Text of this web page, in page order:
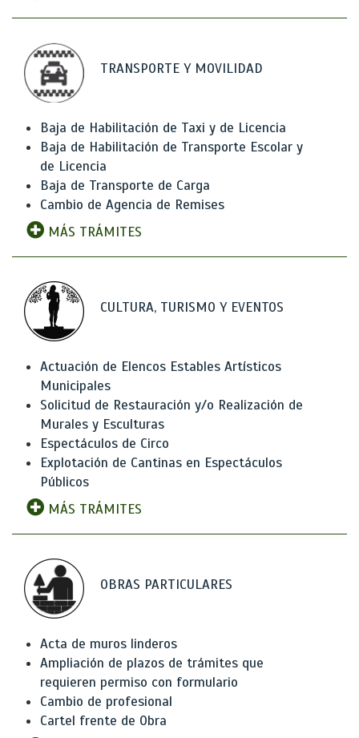
TRANSPORTE Y MOVILIDAD
Baja de Habilitación de Taxi y de Licencia
Baja de Habilitación de Transporte Escolar y
de Licencia
Baja de Transporte de Carga
Cambio de Agencia de Remises
MÁS TRÁMITES
CULTURA, TURISMO Y EVENTOS
Actuación de Elencos Estables Artísticos
Municipales
Solicitud de Restauración y/o Realización de
Murales y Esculturas
Espectáculos de Circo
Explotación de Cantinas en Espectáculos
Públicos
MÁS TRÁMITES
OBRAS PARTICULARES
Acta de muros linderos
Ampliación de plazos de trámites que
requieren permiso con formulario
Cambio de profesional
Cartel frente de Obra